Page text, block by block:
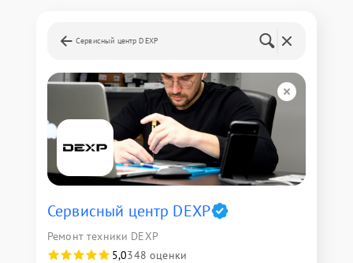
Сервисный центр DEXP
Сервисный центр DEXP
Ремонт техники DEXP
5,0348 оценки